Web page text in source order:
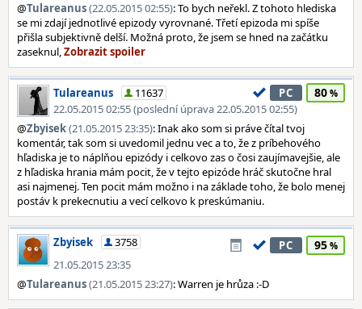
@Tulareanus(22.05.2015 02:55): To bych neřekl. Z tohoto hlediska
se mi zdají jednotlivé epizody vyrovnané. Třetí epizoda mi spíše
přišla subjektivně delší. Možná proto, že jsem se hned na začátku
zaseknul,
Tulareanus
11637
22.05.2015 02:55 (poslední úprava 22.05.2015 02:55)
PC 80
@Zbyisek(21.05.2015 23:35): Inak ako som si práve čítal tvoj
komentár, tak som si uvedomil jednu vec a to, že z príbehového
hľadiska je to náplňou epizódy i celkovo zas o čosi zaujímavejšie, ale
z hľadiska hrania mám pocit, že v tejto epizóde hráč skutočne hral
asi najmenej. Ten pocit mám možno i na základe toho, že bolo menej
postáv k prekecnutiu a vecí celkovo k preskúmaniu.
Zbyisek
3758
21.05.2015 23:35
PC 95
@Tulareanus(21.05.2015 23:27): Warren je hrůza :-D